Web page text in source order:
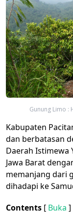
Gunung Limo :
Kabupaten
dan berbatasan
Daerah Istimewa
Jawa Barat
memanjang dari
dihadapi ke
Contents [ Buka ]